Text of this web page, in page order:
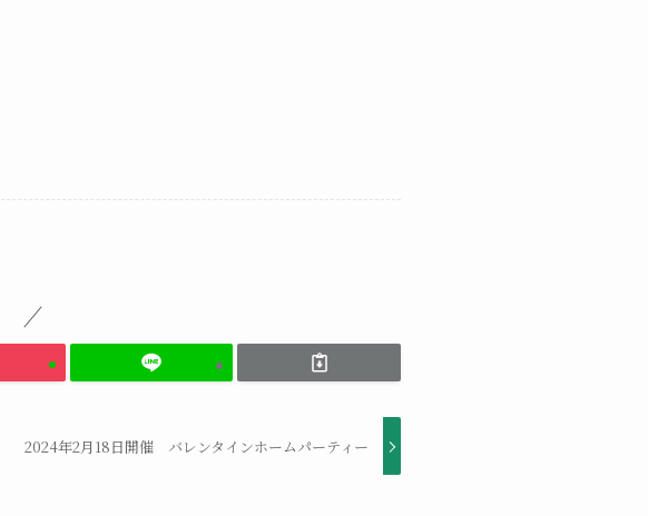
2024年2月18日開催 バレンタインホームパーティー